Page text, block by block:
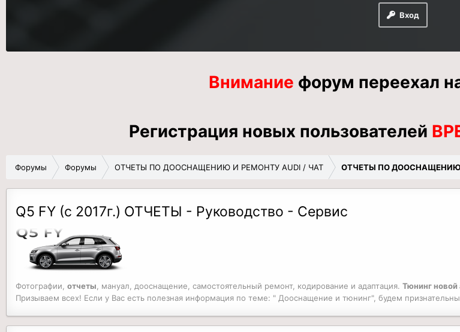
Вход
Внимание форум переехал
Регистрация новых пользователей
Форумы Форумы ОТЧЕТЫ ПО ДООСНАЩЕНИЮ И РЕМОНТУ AUDI / ЧАТ ОТЧЕТЫ ПО ДООСНАЩЕНИЮ
Q5 FY (с 2017г.) ОТЧЕТЫ - Руководство - Сервис
Фотографии, отчеты, мануал, дооснащение, самостоятельный ремонт, кодирование и адаптация. Тюнинг новой
Призываем всех! Если у Вас есть полезная информация по теме: " Дооснащение и тюнинг", будем